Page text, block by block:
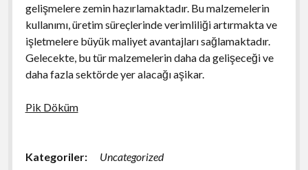
gelişmelere zemin hazırlamaktadır. Bu malzemelerin
kullanımı, üretim süreçlerinde verimliliği artırmakta ve
işletmelere büyük maliyet avantajları sağlamaktadır.
Gelecekte, bu tür malzemelerin daha da gelişeceği ve
daha fazla sektörde yer alacağı aşikar.
Pik Döküm
Kategoriler: Uncategorized